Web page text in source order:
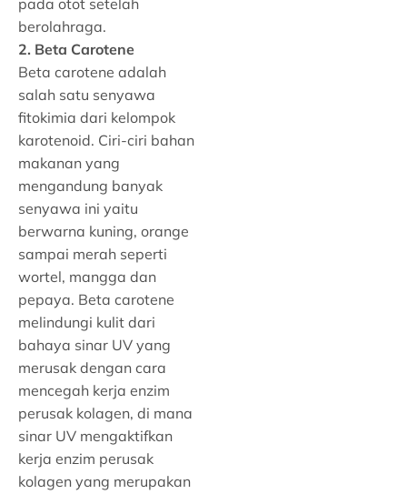
pada otot setelah
berolahraga.
2. Beta Carotene
Beta carotene adalah
salah satu senyawa
fitokimia dari kelompok
karotenoid. Ciri-ciri bahan
makanan yang
mengandung banyak
senyawa ini yaitu
berwarna kuning, orange
sampai merah seperti
wortel, mangga dan
pepaya. Beta carotene
melindungi kulit dari
bahaya sinar UV yang
merusak dengan cara
mencegah kerja enzim
perusak kolagen, di mana
sinar UV mengaktifkan
kerja enzim perusak
kolagen yang merupakan